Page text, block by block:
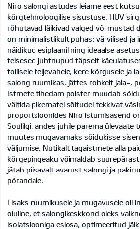
Niro salongi astudes leiame eest
kõrgtehnoloogilise sisustuse. HUV
rõhutavad läikivad valged või mustad
on minimalistlikult puhas: värvilised ja
näidikud esiplaanil ning ideaalse
teisesed juhtnupud täpselt
tollisele teljevahele, kere kõrgusele ja
salong ruumikas, jättes rohkelt jala-,
Istmete tihedam polster muudab
vältida pikematel sõitudel tekkivat
proportsioonides Niro istumisasend
Soulilgi, andes juhile parema ülevaate
muutes mugavamaks sõidukisse
väljumise. Nutikalt tagaistmete alla
kõrgepingeaku võimaldab
jätab piisavalt avarust salongi ja
põrandale.
Lisaks ruumikusele ja mugavusele oli
oluline, et salongikeskkond oleks
isolatsiooniga esiosa, optimeeritud